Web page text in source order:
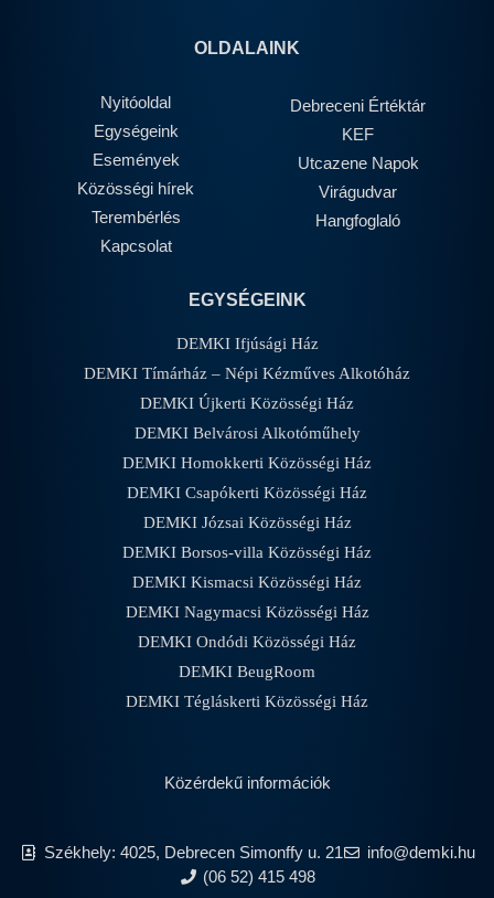
OLDALAINK
Nyitóoldal
Egységeink
Események
Közösségi hírek
Terembérlés
Kapcsolat
Debreceni Értéktár
KEF
Utcazene Napok
Virágudvar
Hangfoglaló
EGYSÉGEINK
DEMKI Ifjúsági Ház
DEMKI Tímárház – Népi Kézműves Alkotóház
DEMKI Újkerti Közösségi Ház
DEMKI Belvárosi Alkotóműhely
DEMKI Homokkerti Közösségi Ház
DEMKI Csapókerti Közösségi Ház
DEMKI Józsai Közösségi Ház
DEMKI Borsos-villa Közösségi Ház
DEMKI Kismacsi Közösségi Ház
DEMKI Nagymacsi Közösségi Ház
DEMKI Ondódi Közösségi Ház
DEMKI BeugRoom
DEMKI Tégláskerti Közösségi Ház
Közérdekű információk
Székhely: 4025, Debrecen Simonffy u. 21
info@demki.hu
(06 52) 415 498